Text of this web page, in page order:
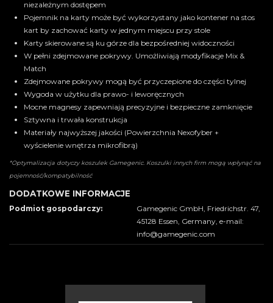
niezależnym dostępem
Pojemnik na karty może być wykorzystany jako kontener na stos
kart by zachować karty w jednym miejscu przy stole
Karty skierowane są ku górze dla bezpośredniej widoczności
W pełni zdejmowane pokrywy. Umożliwiają modyfikacje Mix &
Match
Zdejmowane pokrywy mogą być przyczepione do części tylnej
Wygoda w użytku dla prawo- i leworęcznych
Mocne magnesy zapewniają precyzyjne i bezpieczne zamknięcie
Sztywna i trwała konstrukcja
Materiały najwyższej jakości (Powierzchnia Nexofyber +
wyścielenie wnętrza mikrofibrą)
*Optymalizacja dotyczy koszulek Gamegenic. Koszulki innych firm mogą wpłynąć na
pojemność/kompatybilność
DODATKOWE INFORMACJE
Podmiot gospodarczy:
Gamegenic GmbH, Friedrichstr. 47,
45128 Essen, Germany, e-mail:
info@gamegenic.com